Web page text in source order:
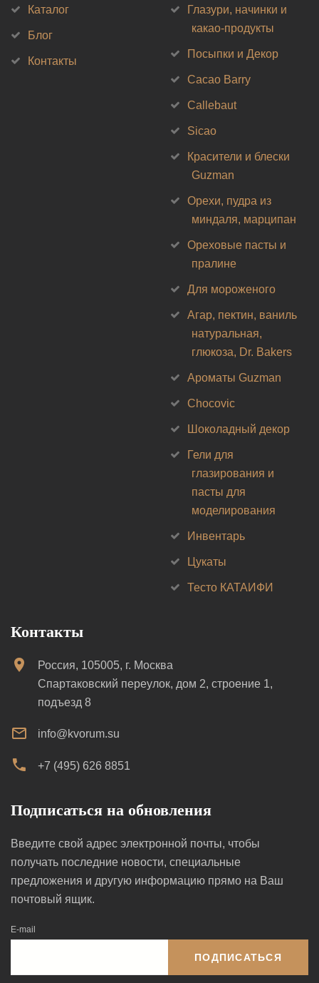
Каталог
Блог
Контакты
Глазури, начинки и
какао-продукты
Посыпки и Декор
Cacao Barry
Callebaut
Sicao
Красители и блески
Guzman
Орехи, пудра из
миндаля, марципан
Ореховые пасты и
пралине
Для мороженого
Агар, пектин, ваниль
натуральная,
глюкоза, Dr. Bakers
Ароматы Guzman
Chocovic
Шоколадный декор
Гели для
глазирования и
пасты для
моделирования
Инвентарь
Цукаты
Тесто КАТАИФИ
Контакты
Россия, 105005, г. Москва
Спартаковский переулок, дом 2, строение 1,
подъезд 8
info@kvorum.su
+7 (495) 626 8851
Подписаться на обновления
Введите свой адрес электронной почты, чтобы
получать последние новости, специальные
предложения и другую информацию прямо на Ваш
почтовый ящик.
E-mail
ПОДПИСАТЬСЯ